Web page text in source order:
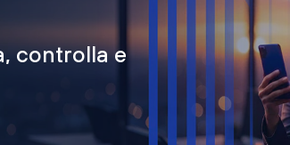
controlla e